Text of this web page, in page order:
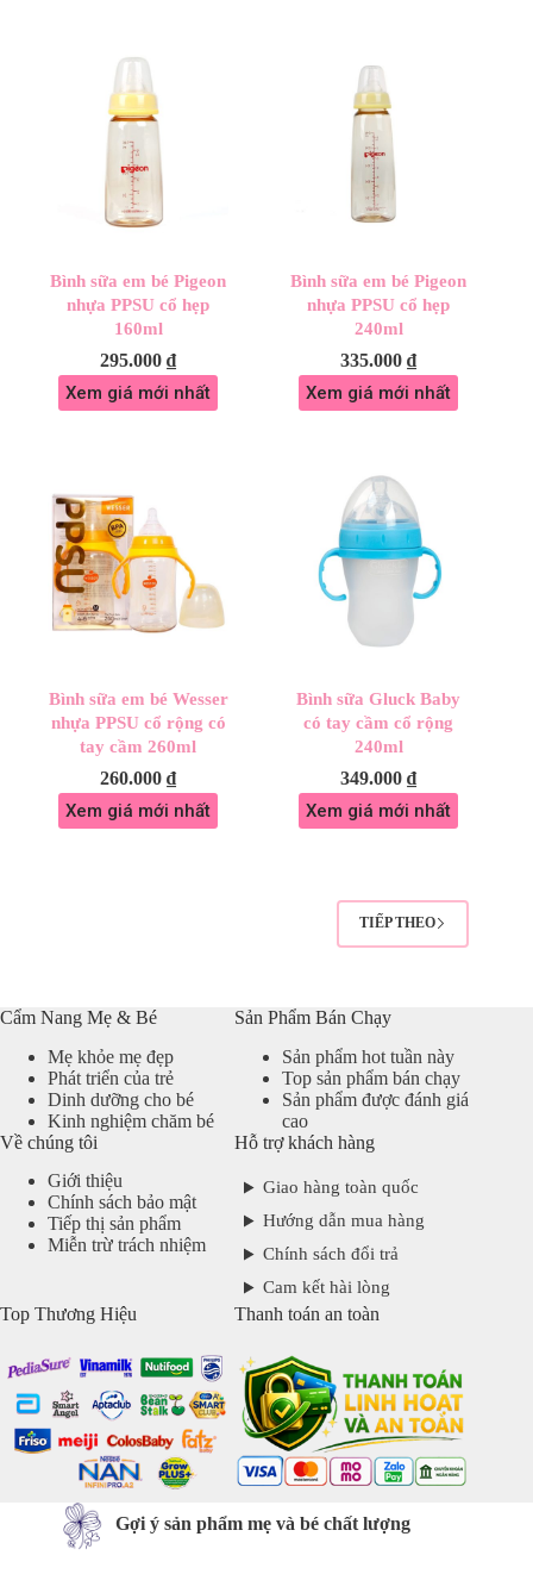
Bình sữa em bé Pigeon
nhựa PPSU cổ hẹp
160ml
295.000₫
Xem giá mới nhất
Bình sữa em bé Pigeon
nhựa PPSU cổ hẹp
240ml
335.000₫
Xem giá mới nhất
Bình sữa em bé Wesser
nhựa PPSU cổ rộng có
tay cầm 260ml
260.000₫
Xem giá mới nhất
Bình sữa Gluck Baby
có tay cầm cổ rộng
240ml
349.000₫
Xem giá mới nhất
TIẾP THEO
Cẩm Nang Mẹ & Bé
Mẹ khỏe mẹ đẹp
Phát triển của trẻ
Dinh dưỡng cho bé
Kinh nghiệm chăm bé
Sản Phẩm Bán Chạy
Sản phẩm hot tuần này
Top sản phẩm bán chạy
Sản phẩm được đánh giá
cao
Về chúng tôi
Giới thiệu
Chính sách bảo mật
Tiếp thị sản phẩm
Miễn trừ trách nhiệm
Hỗ trợ khách hàng
Giao hàng toàn quốc
Hướng dẫn mua hàng
Chính sách đổi trả
Cam kết hài lòng
Top Thương Hiệu Thanh toán an toàn
Gợi ý sản phẩm mẹ và bé chất lượng